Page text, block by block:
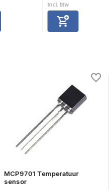
Incl. btw
MCP9701 Temperatuur
sensor